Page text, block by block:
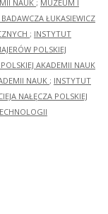
NAUK ; MUZEUM I
BADAWCZA ŁUKASIEWICZ
; INSTYTUT
POLSKIEJ
AKADEMII NAUK
NAUK ; INSTYTUT
NAŁĘCZA POLSKIEJ